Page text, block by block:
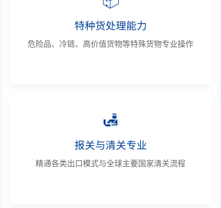
特种货处理能力
危险品、冷链、高价值货物等特殊货物专业操作
🛃
报关与清关专业
精通各类出口模式与全球主要国家清关流程